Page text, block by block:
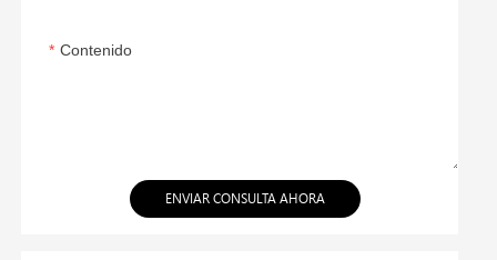
Contenido
ENVIAR CONSULTA AHORA